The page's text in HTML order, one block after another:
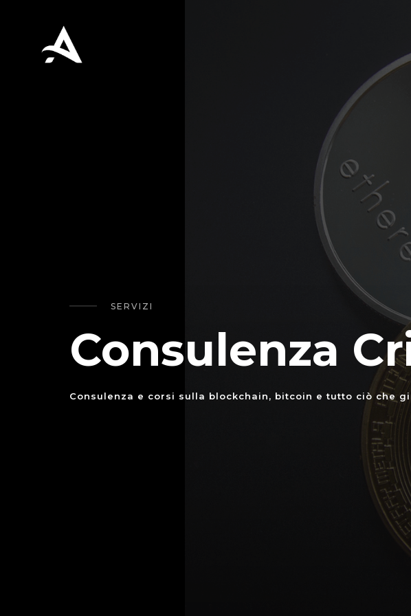
SERVIZI
Consulenza
Consulenza e corsi sulla blockchain, bitcoin e tutto ciò che